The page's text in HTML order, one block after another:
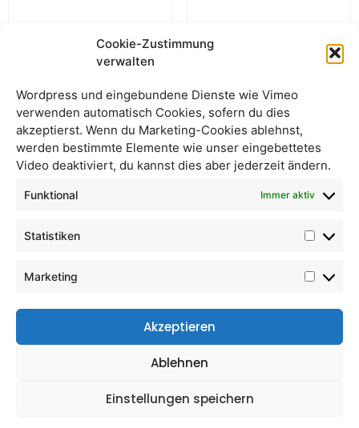
Cookie-Zustimmung
verwalten
Wordpress und eingebundene Dienste wie Vimeo
verwenden automatisch Cookies, sofern du dies
akzeptierst. Wenn du Marketing-Cookies ablehnst,
werden bestimmte Elemente wie unser eingebettetes
Video deaktiviert, du kannst dies aber jederzeit ändern.
Funktional Immer aktiv
Statistiken
Marketing
Akzeptieren
Ablehnen
Einstellungen speichern
Apfel-Aronia-Saft Aroniasaft